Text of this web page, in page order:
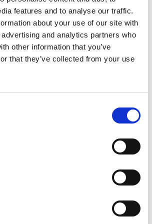
features and to analyse our traffic.
about your use of our site with
and analytics partners who
other information that you’ve
that they’ve collected from your use
Produkt anzeigen
Kostenloser Versand in den